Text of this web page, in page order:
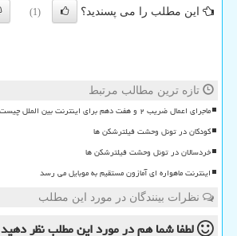
این مطلب را می پسندید؟ (1)
تازه ترین مطالب مرتبط
ماجرای اعمال ضریب ۲ و هفت دهم برای اینترنت بین الملل چیست؟
کودکان در تونل وحشت فیلترشکن ها
خردسالان در تونل وحشت فیلترشکن ها
اینترنت ماهواره ای آمازون مستقیم به موبایل می رسد
نظرات بینندگان در مورد این مطلب
لطفا شما همدر مورد این مطلبنظر دهید